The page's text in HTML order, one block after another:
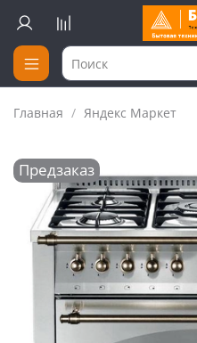
Главная Яндекс Маркет
Предзаказ